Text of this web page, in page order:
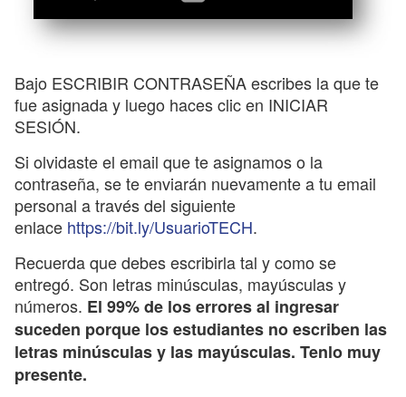
Bajo ESCRIBIR CONTRASEÑA escribes la que te
fue asignada y luego haces clic en INICIAR
SESIÓN.
Si olvidaste el email que te asignamos o la
contraseña, se te enviarán nuevamente a tu email
personal a través del siguiente
enlace https://bit.ly/UsuarioTECH.
Recuerda que debes escribirla tal y como se
entregó. Son letras minúsculas, mayúsculas y
números. El 99% de los errores al ingresar
suceden porque los estudiantes no escriben las
letras minúsculas y las mayúsculas. Tenlo muy
presente.